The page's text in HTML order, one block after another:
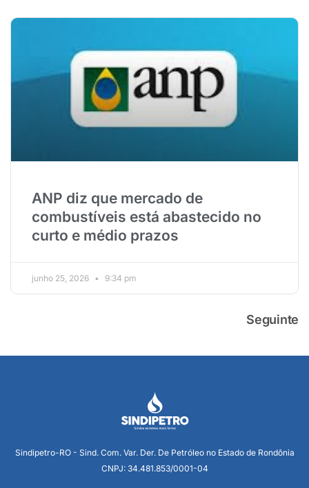
ANP diz que mercado de
combustíveis está abastecido no
curto e médio prazos
junho 25, 2026 9:34 pm
Seguinte
Sindipetro-RO - Sind. Com. Var. Der. De Petróleo no Estado de Rondônia
CNPJ: 34.481.853/0001-04